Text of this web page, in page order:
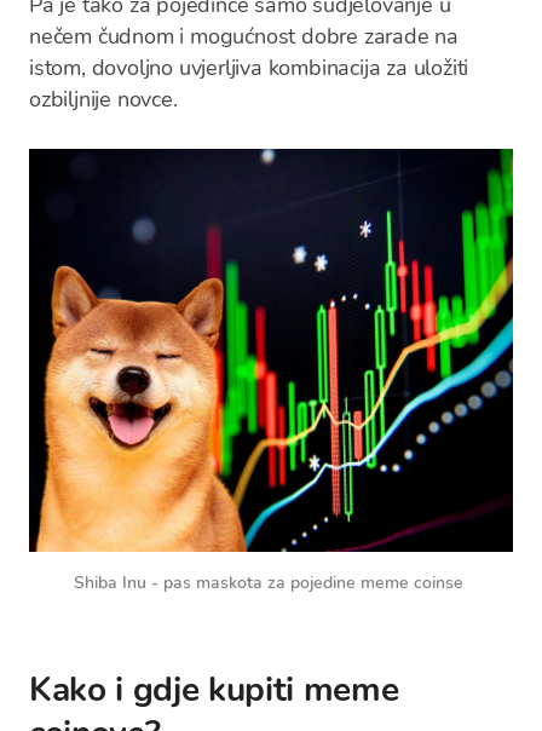
nečem čudnom i mogućnost dobre zarade na
istom, dovoljno uvjerljiva kombinacija za uložiti
ozbiljnije novce.
Shiba Inu - pas maskota za pojedine meme coinse
Kako i gdje kupiti meme